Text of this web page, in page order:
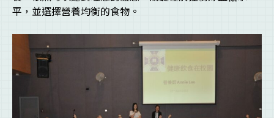
平，並選擇營養均衡的食物。